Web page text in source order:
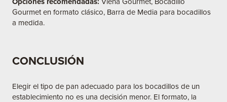
Gourmet en formato clásico, Barra de Media para bocadillos
a medida.
CONCLUSIÓN
Elegir el tipo de pan adecuado para los bocadillos de un
establecimiento no es una decisión menor. El formato, la